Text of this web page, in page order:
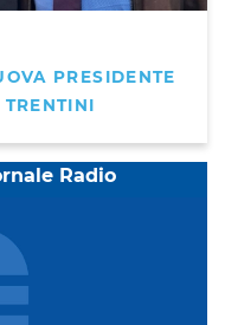
PRESIDENTE
Radio